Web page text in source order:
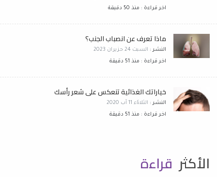
اخر قراءة : منذ 50 دقيقة
ماذا تعرف عن انصباب الجنب؟
النشر : السبت 24 حزيران 2023
اخر قراءة : منذ 51 دقيقة
خياراتك الغذائية تنعكس على شعر رأسك
النشر : الثلاثاء 11 آب 2020
اخر قراءة : منذ 51 دقيقة
الأكثر قراءة